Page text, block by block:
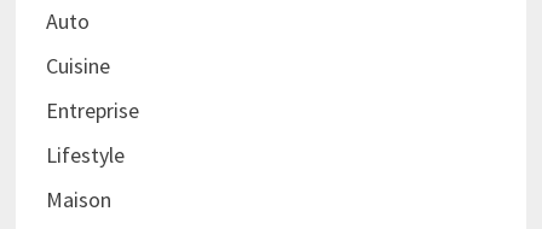
Auto
Cuisine
Entreprise
Lifestyle
Maison